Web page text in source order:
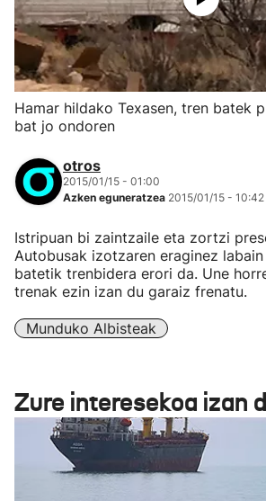
Hamar hildako Texasen, tren batek
bat jo ondoren
otros
2015/01/15 - 01:00
Azken eguneratzea 2015/01/15 - 10:42
Istripuan bi zaintzaile eta zortzi
Autobusak izotzaren eraginez
batetik trenbidera erori da. Une
trenak ezin izan du garaiz frenatu.
Munduko Albisteak
Zure interesekoa izan